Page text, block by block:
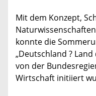
Mit dem Konzept,
konnte die
„Deutschland ?
von der
Wirtschaft initiiert